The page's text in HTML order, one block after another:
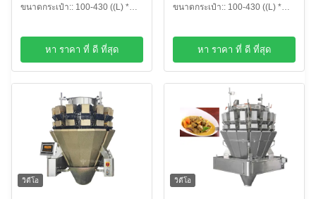
bpm
ขนาดกระเป๋า:: 100-430 ((L) *
หา ราคา ที่ ดี ที่สุด
bpm
ขนาดกระเป๋า:: 100-430 ((L) *
หา ราคา ที่ ดี ที่สุด
วิดีโอ วิดีโอ